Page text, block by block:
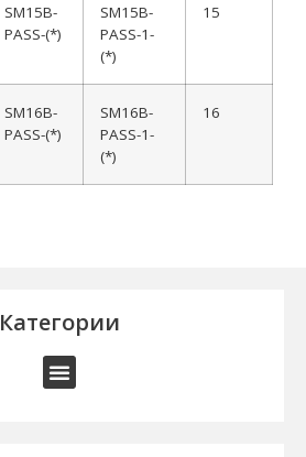
SM15B-
PASS-(*)
SM15B-
PASS-1-
(*)
15
SM16B-
PASS-(*)
SM16B-
PASS-1-
(*)
16
Категории